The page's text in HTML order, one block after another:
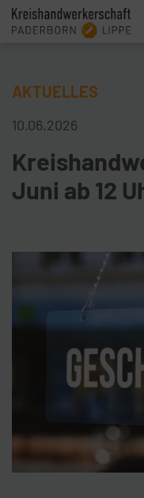
AKTUELLES
10.06.2026
Juni ab 12